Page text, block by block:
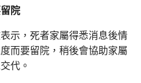
院
示，死者家屬得悉消息後情
而要留院，稍後會協助家屬
代。